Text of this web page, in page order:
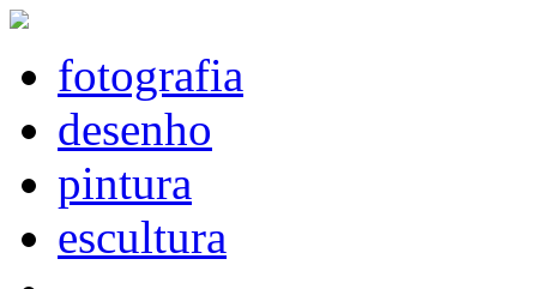
fotografia
desenho
pintura
escultura